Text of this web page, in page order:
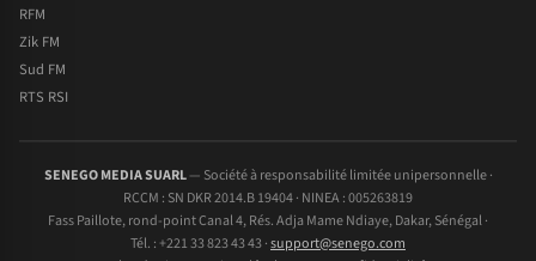
RFM
Zik FM
Sud FM
RTS RSI
SENEGO MEDIA SUARL— Société à responsabilité limitée unipersonnelle ·
RCCM : SN DKR 2014.B 19404 · NINEA : 005263819
Fass Paillote, rond-point Canal 4, Rés. Adja Mame Ndiaye, Dakar, Sénégal ·
Tél. : +221 33 823 43 43 ·support@senego.com